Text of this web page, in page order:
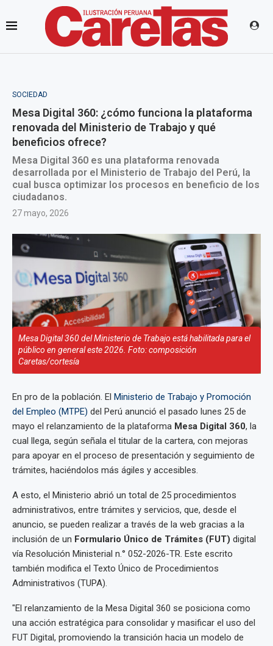
SOCIEDAD
Mesa Digital 360: ¿cómo funciona la plataforma
renovada del Ministerio de Trabajo y qué
beneficios ofrece?
Mesa Digital 360 es una plataforma renovada
desarrollada por el Ministerio de Trabajo del Perú, la
cual busca optimizar los procesos en beneficio de los
ciudadanos.
27 mayo, 2026
Mesa Digital 360 del Ministerio de Trabajo está habilitada para el
público en general este 2026. Foto: composición
Caretas/cortesía
En pro de la población. El Ministerio de Trabajo y Promoción
del Empleo (MTPE) del Perú anunció el pasado lunes 25 de
mayo el relanzamiento de la plataforma Mesa Digital 360, la
cual llega, según señala el titular de la cartera, con mejoras
para apoyar en el proceso de presentación y seguimiento de
trámites, haciéndolos más ágiles y accesibles.
A esto, el Ministerio abrió un total de 25 procedimientos
administrativos, entre trámites y servicios, que, desde el
anuncio, se pueden realizar a través de la web gracias a la
inclusión de un Formulario Único de Trámites (FUT) digital
vía Resolución Ministerial n.° 052-2026-TR. Este escrito
también modifica el Texto Único de Procedimientos
Administrativos (TUPA).
"El relanzamiento de la Mesa Digital 360 se posiciona como
una acción estratégica para consolidar y masificar el uso del
FUT Digital, promoviendo la transición hacia un modelo de